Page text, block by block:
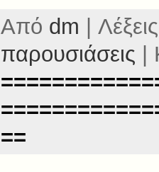
Από dm |
παρουσιάσεις |
==